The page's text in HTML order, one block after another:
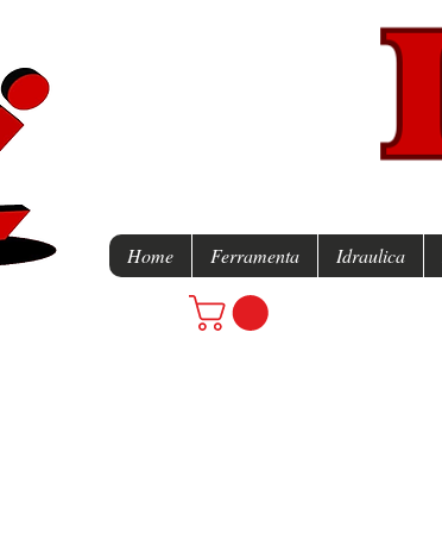
Home Ferramenta Idraulica